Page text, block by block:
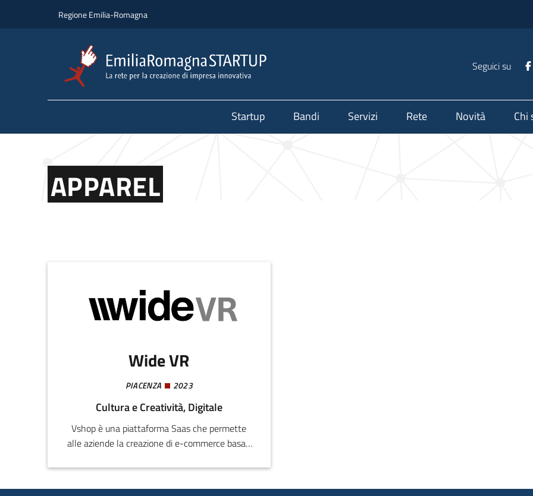
Regione Emilia-Romagna
Seguici su
Startup Bandi Servizi Rete Novità Chi
APPAREL
Wide VR
PIACENZA 2023
Cultura e Creatività, Digitale
Vshop è una piattaforma Saas che permette
alle aziende la creazione di e-commerce basati
intuitivo. Vshop integra il primo software per la
creazione automatizzata di spazi virtuali basato